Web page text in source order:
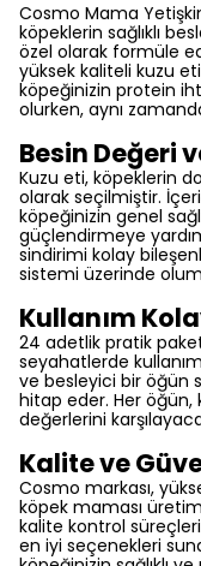
Cosmo Mama
köpeklerin sağlıklı
özel olarak formüle
yüksek kaliteli kuzu
köpeğinizin protein
olurken, aynı
Besin Değeri
Kuzu eti, köpeklerin
olarak seçilmiştir.
köpeğinizin genel
güçlendirmeye
sindirimi kolay
sistemi üzerinde
Kullanım
24 adetlik pratik
seyahatlerde
ve besleyici bir öğün
hitap eder. Her
değerlerini
Kalite ve
Cosmo markası,
köpek maması
kalite kontrol
en iyi seçenekleri